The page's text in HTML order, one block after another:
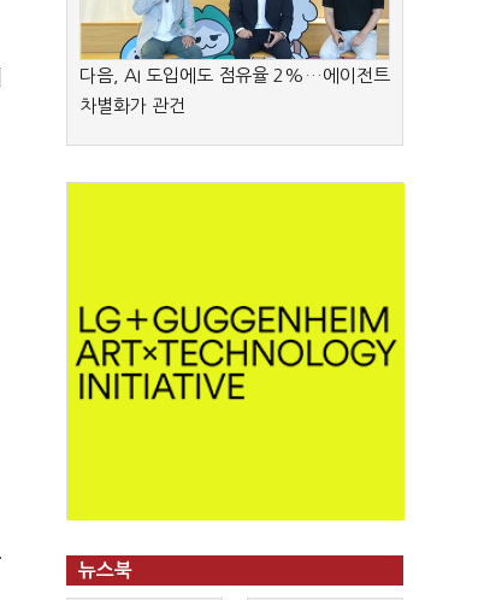
다음, AI 도입에도 점유율 2%…에이전트
차별화가 관건
뉴스북